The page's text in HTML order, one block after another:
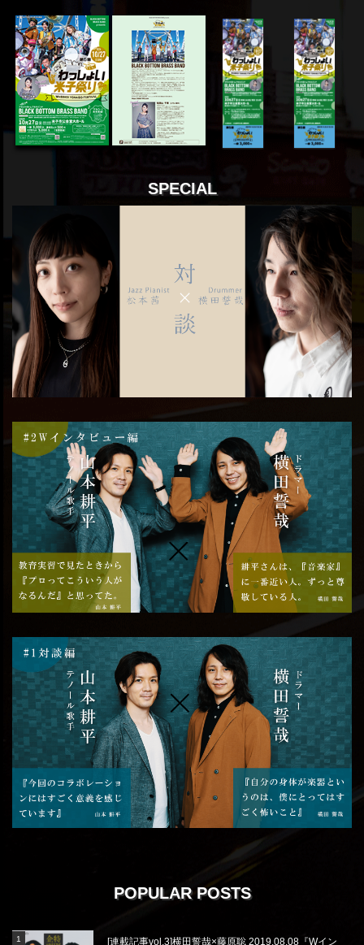
SPECIAL
POPULAR POSTS
[連載記事vol.3]横田誓哉×藤原聡 2019.08.08『Wイン